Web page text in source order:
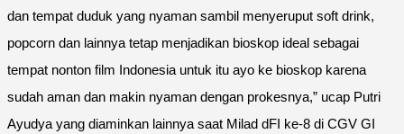
dan tempat duduk yang nyaman sambil menyeruput soft drink,
popcorn dan lainnya tetap menjadikan bioskop ideal sebagai
tempat nonton film Indonesia untuk itu ayo ke bioskop karena
sudah aman dan makin nyaman dengan prokesnya,” ucap Putri
Ayudya yang diaminkan lainnya saat Milad dFI ke-8 di CGV GI